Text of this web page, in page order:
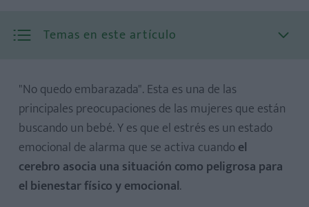
Temas en este artículo
"No quedo embarazada". Esta es una de las
principales preocupaciones de las mujeres que están
buscando un bebé. Y es que el estrés es un estado
emocional de alarma que se activa cuandoel
cerebro asocia una situación como peligrosa para
el bienestar físico y emocional.